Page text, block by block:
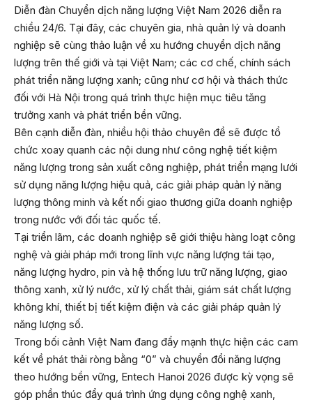
Diễn đàn Chuyển dịch năng lượng Việt Nam 2026 diễn ra
chiều 24/6. Tại đây, các chuyên gia, nhà quản lý và doanh
nghiệp sẽ cùng thảo luận về xu hướng chuyển dịch năng
lượng trên thế giới và tại Việt Nam; các cơ chế, chính sách
phát triển năng lượng xanh; cũng như cơ hội và thách thức
đối với Hà Nội trong quá trình thực hiện mục tiêu tăng
trưởng xanh và phát triển bền vững.
Bên cạnh diễn đàn, nhiều hội thảo chuyên đề sẽ được tổ
chức xoay quanh các nội dung như công nghệ tiết kiệm
năng lượng trong sản xuất công nghiệp, phát triển mạng lưới
sử dụng năng lượng hiệu quả, các giải pháp quản lý năng
lượng thông minh và kết nối giao thương giữa doanh nghiệp
trong nước với đối tác quốc tế.
Tại triển lãm, các doanh nghiệp sẽ giới thiệu hàng loạt công
nghệ và giải pháp mới trong lĩnh vực năng lượng tái tạo,
năng lượng hydro, pin và hệ thống lưu trữ năng lượng, giao
thông xanh, xử lý nước, xử lý chất thải, giám sát chất lượng
không khí, thiết bị tiết kiệm điện và các giải pháp quản lý
năng lượng số.
Trong bối cảnh Việt Nam đang đẩy mạnh thực hiện các cam
kết về phát thải ròng bằng “0” và chuyển đổi năng lượng
theo hướng bền vững, Entech Hanoi 2026 được kỳ vọng sẽ
góp phần thúc đẩy quá trình ứng dụng công nghệ xanh,